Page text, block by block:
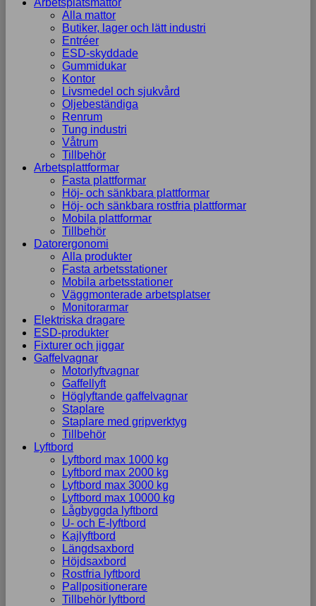
Arbetsplatsmattor
Alla mattor
Butiker, lager och lätt industri
Entréer
ESD-skyddade
Gummidukar
Kontor
Livsmedel och sjukvård
Oljebeständiga
Renrum
Tung industri
Våtrum
Tillbehör
Arbetsplattformar
Fasta plattformar
Höj- och sänkbara plattformar
Höj- och sänkbara rostfria plattformar
Mobila plattformar
Tillbehör
Datorergonomi
Alla produkter
Fasta arbetsstationer
Mobila arbetsstationer
Väggmonterade arbetsplatser
Monitorarmar
Elektriska dragare
ESD-produkter
Fixturer och jiggar
Gaffelvagnar
Motorlyftvagnar
Gaffellyft
Höglyftande gaffelvagnar
Staplare
Staplare med gripverktyg
Tillbehör
Lyftbord
Lyftbord max 1000 kg
Lyftbord max 2000 kg
Lyftbord max 3000 kg
Lyftbord max 10000 kg
Lågbyggda lyftbord
U- och E-lyftbord
Kajlyftbord
Längdsaxbord
Höjdsaxbord
Rostfria lyftbord
Pallpositionerare
Tillbehör lyftbord